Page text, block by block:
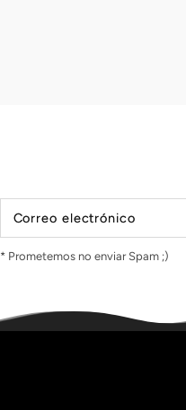
Correo electrónico
* Prometemos no enviar Spam ;)